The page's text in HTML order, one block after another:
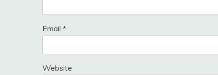
Email *
Website